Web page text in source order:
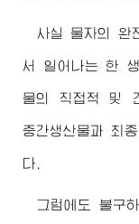
사실 물자의 완
서 일어나는 한
물의 직접적 및
중간생산물과 최
다.
그럼에도 불구